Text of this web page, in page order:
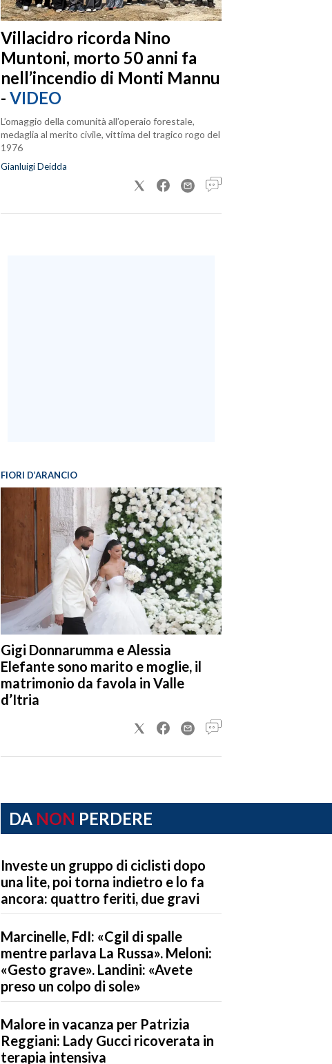
Villacidro ricorda Nino
Muntoni, morto 50 anni fa
nell’incendio di Monti Mannu
- VIDEO
L’omaggio della comunità all’operaio forestale,
medaglia al merito civile, vittima del tragico rogo del
1976
Gianluigi Deidda
FIORI D’ARANCIO
Gigi Donnarumma e Alessia
Elefante sono marito e moglie, il
matrimonio da favola in Valle
d’Itria
DA NON PERDERE
Investe un gruppo di ciclisti dopo
una lite, poi torna indietro e lo fa
ancora: quattro feriti, due gravi
Marcinelle, FdI: «Cgil di spalle
mentre parlava La Russa». Meloni:
«Gesto grave». Landini: «Avete
preso un colpo di sole»
Malore in vacanza per Patrizia
Reggiani: Lady Gucci ricoverata in
terapia intensiva